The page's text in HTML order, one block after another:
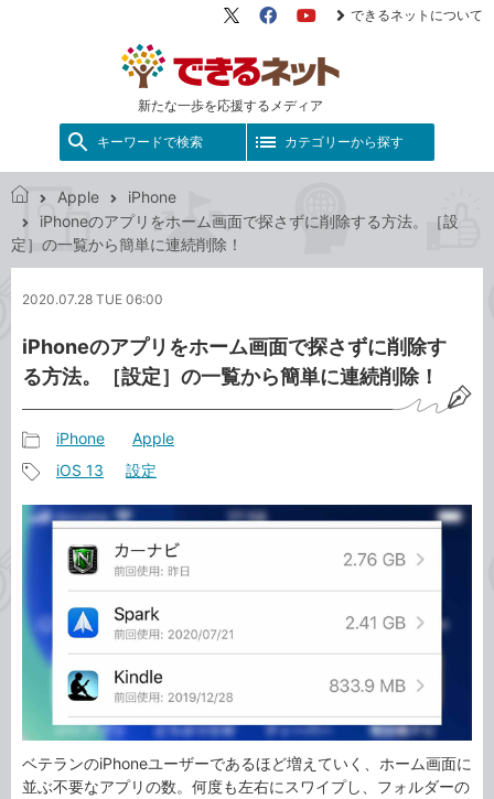
新たな一歩を応援するメディア
X（旧
FacebookYouTube
できるネットについて
キーワードで検索 カテゴリーから探す
で
き
ッ
Apple
iPhone
iPhoneのアプリをホーム画面で探さずに削除する方法。［設
定］の一覧から簡単に連続削除！
2020.07.28 TUE 06:00
iPhoneのアプリをホーム画面で探さずに削除す
る方法。［設定］の一覧から簡単に連続削除！
事
カ
iPhone Apple
事
iOS 13 設定
ベテランのiPhoneユーザーであるほど増えていく、ホーム画面に
並ぶ不要なアプリの数。何度も左右にスワイプし、フォルダーの